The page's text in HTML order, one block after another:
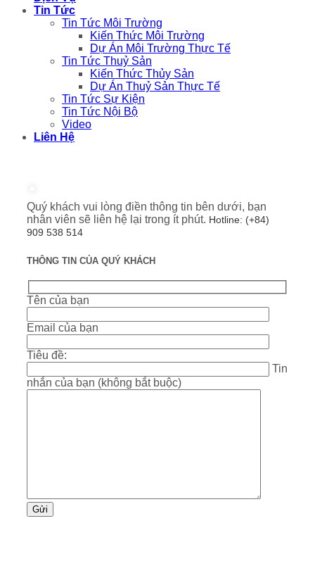
Tin Tức
Tin Tức Môi Trường
Kiến Thức Môi Trường
Dự Án Môi Trường Thực Tế
Tin Tức Thuỷ Sản
Kiến Thức Thủy Sản
Dự Án Thuỷ Sản Thực Tế
Tin Tức Sự Kiện
Tin Tức Nội Bộ
Video
Liên Hệ
Quý khách vui lòng điền thông tin bên dưới, bạn
nhân viên sẽ liên hệ lại trong ít phút. Hotline: (+84)
909 538 514
THÔNG TIN CỦA QUÝ KHÁCH
Tên của bạn
Email của bạn
Tiêu đề:
Tin
nhắn của bạn (không bắt buộc)